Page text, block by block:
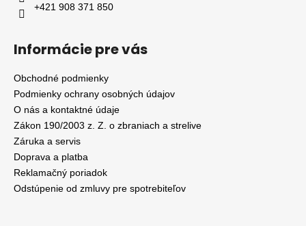
+421 908 371 850
Informácie pre vás
Obchodné podmienky
Podmienky ochrany osobných údajov
O nás a kontaktné údaje
Zákon 190/2003 z. Z. o zbraniach a strelive
Záruka a servis
Doprava a platba
Reklamačný poriadok
Odstúpenie od zmluvy pre spotrebiteľov